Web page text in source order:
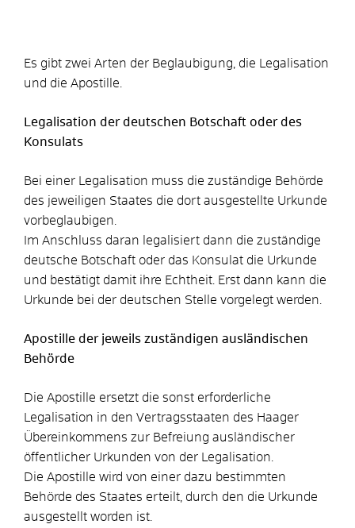
Es gibt zwei Arten der Beglaubigung, die Legalisation
und die Apostille.
Legalisation der deutschen Botschaft oder des
Konsulats
Bei einer Legalisation muss die zuständige Behörde
des jeweiligen Staates die dort ausgestellte Urkunde
vorbeglaubigen.
Im Anschluss daran legalisiert dann die zuständige
deutsche Botschaft oder das Konsulat die Urkunde
und bestätigt damit ihre Echtheit. Erst dann kann die
Urkunde bei der deutschen Stelle vorgelegt werden.
Apostille der jeweils zuständigen ausländischen
Behörde
Die Apostille ersetzt die sonst erforderliche
Legalisation in den Vertragsstaaten des Haager
Übereinkommens zur Befreiung ausländischer
öffentlicher Urkunden von der Legalisation.
Die Apostille wird von einer dazu bestimmten
Behörde des Staates erteilt, durch den die Urkunde
ausgestellt worden ist.